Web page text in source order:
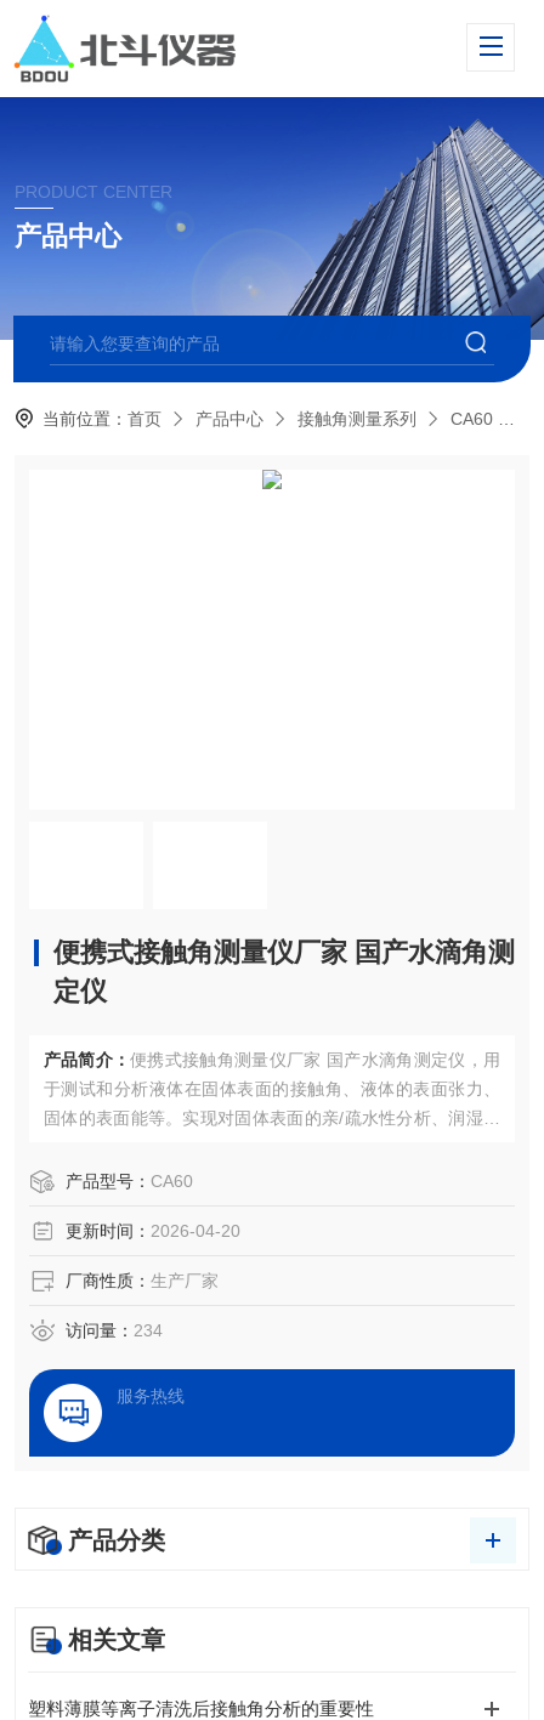
PRODUCT CENTER
产品中心
当前位置：首页 产品中心 接触角测量系列 CA60 便携式接触角测量仪
便携式接触角测量仪厂家 国产水滴角测
定仪
产品简介： 便携式接触角测量仪厂家 国产水滴角测定仪，用
于测试和分析液体在固体表面的接触角、液体的表面张力、
固体的表面能等。实现对固体表面的亲/疏水性分析、润湿性
附、吸收和铺展等过程分析。
产品型号： CA60
更新时间： 2026-04-20
厂商性质： 生产厂家
访问量： 234
服务热线
产品分类
相关文章
塑料薄膜等离子清洗后接触角分析的重要性